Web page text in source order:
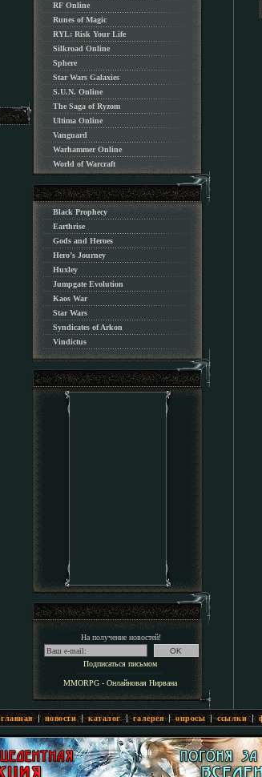
RF Online
Runes of Magic
RYL: Risk Your Life
Silkroad Online
Sphere
Star Wars Galaxies
S.U.N. Online
The Saga of Ryzom
Ultima Online
Vanguard
Warhammer Online
World of Warcraft
Black Prophecy
Earthrise
Gods and Heroes
Hero’s Journey
Huxley
Jumpgate Evolution
Kaos War
Star Wars
Syndicates of Arkon
Vindictus
На получение новостей!
Подписаться письмом
MMORPG - Онлайновая Нирвана
главная|новости|каталог|галерея|опросы|ссылки|